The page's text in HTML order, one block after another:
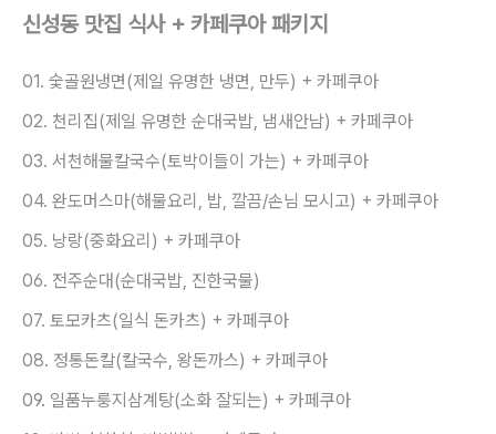
신성동 맛집 식사 + 카페쿠아 패키지
01. 숯골원냉면(제일 유명한 냉면, 만두) + 카페쿠아
02. 천리집(제일 유명한 순대국밥, 냄새안남) + 카페쿠아
03. 서천해물칼국수(토박이들이 가는) + 카페쿠아
04. 완도머스마(해물요리, 밥, 깔끔/손님 모시고) + 카페쿠아
05. 낭랑(중화요리) + 카페쿠아
06. 전주순대(순대국밥, 진한국물)
07. 토모카츠(일식 돈카츠) + 카페쿠아
08. 정통돈칼(칼국수, 왕돈까스) + 카페쿠아
09. 일품누룽지삼계탕(소화 잘되는) + 카페쿠아